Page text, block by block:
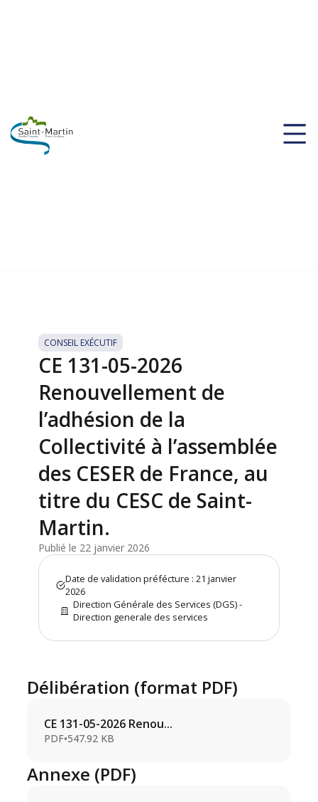
CONSEIL EXÉCUTIF
CE 131-05-2026
Renouvellement de
l’adhésion de la
Collectivité à l’assemblée
des CESER de France, au
titre du CESC de Saint-
Martin.
Publié le 22 janvier 2026
Date de validation préfécture : 21 janvier
2026
Direction Générale des Services (DGS) -
Direction generale des services
Délibération (format PDF)
CE 131-05-2026 Renou...
PDF•547.92 KB
Annexe (PDF)